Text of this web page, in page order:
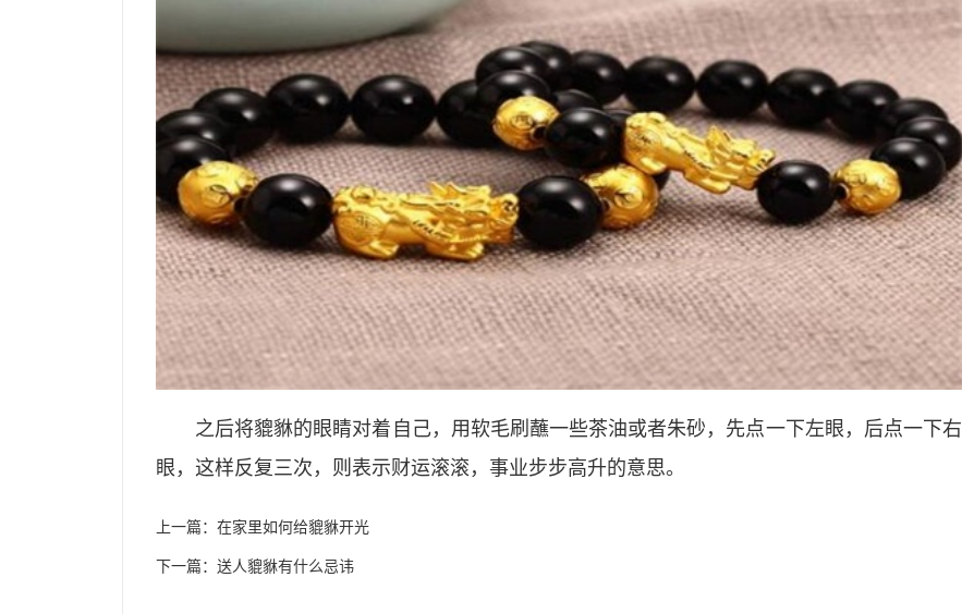
之后将貔貅的眼睛对着自己，用软毛刷蘸一些茶油或者朱砂，先点一下左眼，后点一下右
眼，这样反复三次，则表示财运滚滚，事业步步高升的意思。
上一篇： 在家里如何给貔貅开光
下一篇： 送人貔貅有什么忌讳